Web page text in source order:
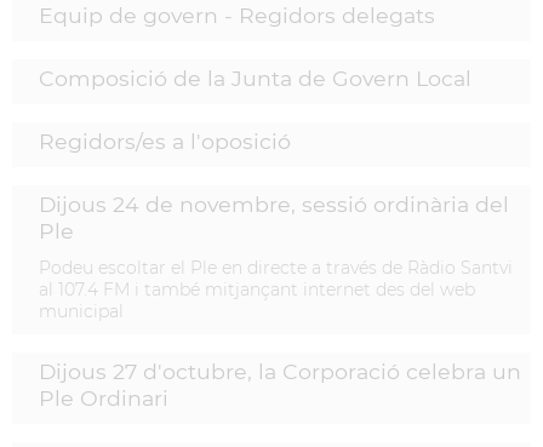
Equip de govern - Regidors delegats
Composició de la Junta de Govern Local
Regidors/es a l'oposició
Dijous 24 de novembre, sessió ordinària del
Ple
Podeu escoltar el Ple en directe a través de Ràdio Santvi
al 107.4 FM i també mitjançant internet des del web
municipal
Dijous 27 d'octubre, la Corporació celebra un
Ple Ordinari